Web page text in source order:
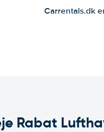
Carrentals.dk
Rabat